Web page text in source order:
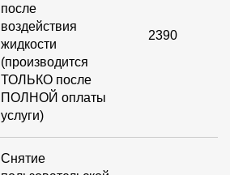
после
воздействия
жидкости
(производится
ТОЛЬКО после
ПОЛНОЙ оплаты
услуги)
2390
Снятие